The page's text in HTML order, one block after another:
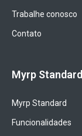
Trabalhe conosco
Contato
Myrp Standard
Myrp Standard
Funcionalidades